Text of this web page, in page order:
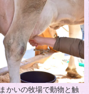
まかいの牧場で動物と触